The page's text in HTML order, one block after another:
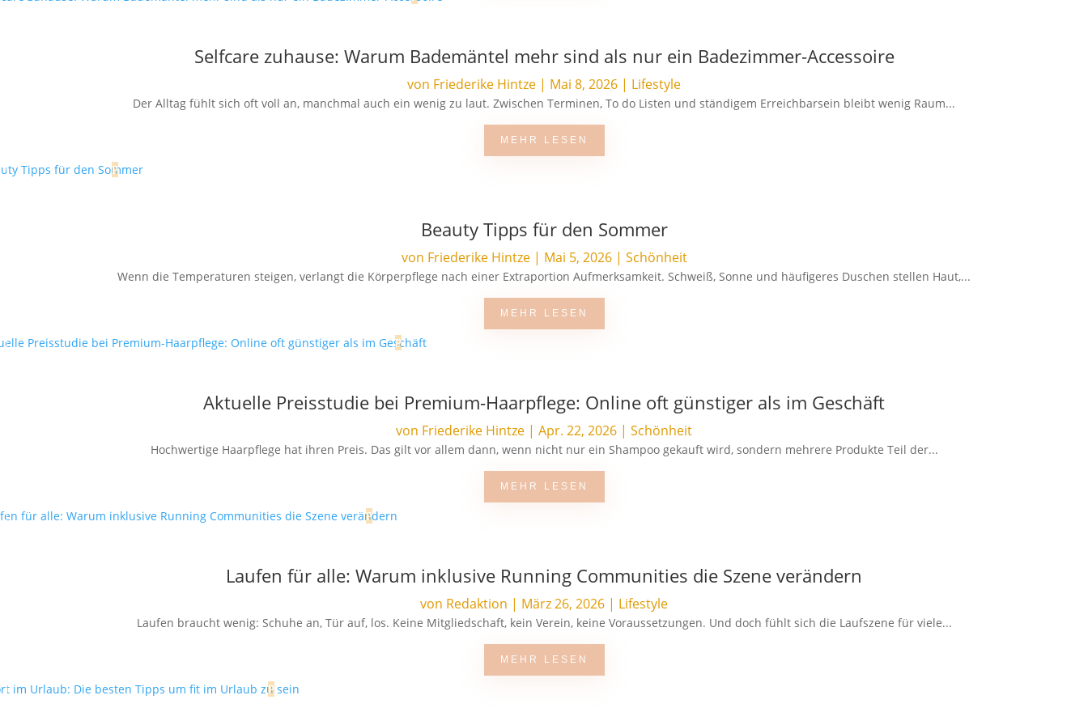
Selfcare zuhause: Warum Bademäntel mehr sind als nur ein Badezimmer-Accessoire
von Friederike Hintze | Mai 8, 2026 | Lifestyle
Der Alltag fühlt sich oft voll an, manchmal auch ein wenig zu laut. Zwischen Terminen, To do Listen und ständigem Erreichbarsein bleibt wenig Raum...
MEHR LESEN
Beauty Tipps für den Sommer
von Friederike Hintze| Mai 5, 2026| Schönheit
Wenn die Temperaturen steigen, verlangt die Körperpflege nach einer Extraportion Aufmerksamkeit. Schweiß, Sonne und häufigeres Duschen stellen Haut,...
MEHR LESEN
Aktuelle Preisstudie bei Premium-Haarpflege: Online oft günstiger als im Geschäft
von Friederike Hintze | Apr. 22, 2026 | Schönheit
Hochwertige Haarpflege hat ihren Preis. Das gilt vor allem dann, wenn nicht nur ein Shampoo gekauft wird, sondern mehrere Produkte Teil der...
MEHR LESEN
Laufen für alle: Warum inklusive Running Communities die Szene verändern
von Redaktion | März 26, 2026 | Lifestyle
Laufen braucht wenig: Schuhe an, Tür auf, los. Keine Mitgliedschaft, kein Verein, keine Voraussetzungen. Und doch fühlt sich die Laufszene für viele...
MEHR LESEN